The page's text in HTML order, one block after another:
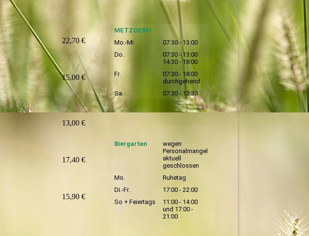
22,70 €
15,00 €
13,00 €
17,40 €
15,90 €
METZGEREI
Mo.-Mi
07:30 - 13:00
Do.
07:30 - 13:00
14:30 - 18:00
Fr.
07:30 - 18:00
durchgehend
Sa.
07:30 - 12:30
Biergarten
wegen
Personalmangel
aktuell
geschlossen
Mo.
Ruhetag
Di.-Fr.
17:00 - 22:00
So + Feiertags
11:00 - 14:00
und 17:00 -
21:00